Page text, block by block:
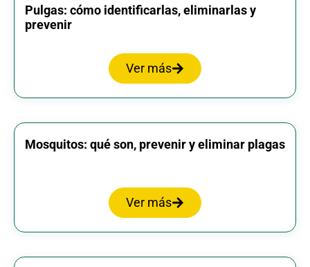
Pulgas: cómo identificarlas, eliminarlas y
prevenir
Ver más
Mosquitos: qué son, prevenir y eliminar plagas
Ver más